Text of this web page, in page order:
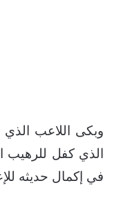
وبكى اللاعب
الذي كفل للرهيب
في إكمال حديثه